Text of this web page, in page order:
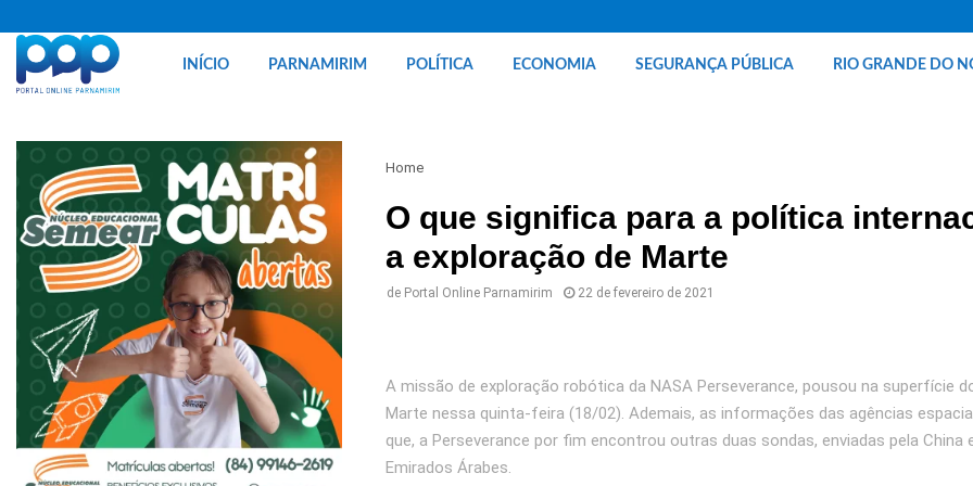
INÍCIO PARNAMIRIM POLÍTICA ECONOMIA SEGURANÇA PÚBLICA RIO GRANDE DO
Home
O que significa para a política
a exploração de Marte
de Portal Online Parnamirim 22 de fevereiro de 2021
A missão de exploração robótica da NASA Perseverance, pousou na superfície
Marte nessa quinta-feira (18/02). Ademais, as informações das agências
que, a Perseverance por fim encontrou outras duas sondas, enviadas pela China
Emirados Árabes.